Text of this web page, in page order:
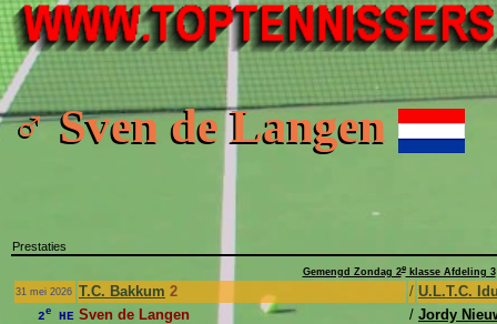
♂ Sven de Langen
Prestaties
Gemengd Zondag 2eklasse Afdeling 3
31 mei 2026 T.C. Bakkum 2 / U.L.T.C.
2e HE Sven de Langen / Jordy